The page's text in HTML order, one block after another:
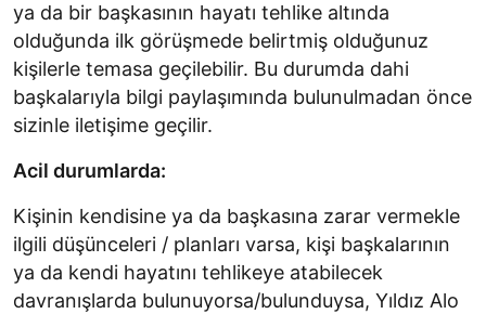
ya da bir başkasının hayatı tehlike altında
olduğunda ilk görüşmede belirtmiş olduğunuz
kişilerle temasa geçilebilir. Bu durumda dahi
başkalarıyla bilgi paylaşımında bulunulmadan önce
sizinle iletişime geçilir.
Acil durumlarda:
Kişinin kendisine ya da başkasına zarar vermekle
ilgili düşünceleri / planları varsa, kişi başkalarının
ya da kendi hayatını tehlikeye atabilecek
davranışlarda bulunuyorsa/bulunduysa, Yıldız Alo